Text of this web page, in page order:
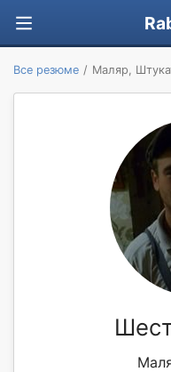
Все резюме Маляр,